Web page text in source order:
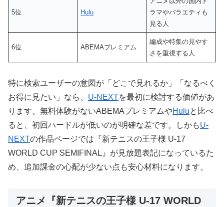
5位 Hulu
ラマやバラエティも
見る人
6位 ABEMAプレミアム
編成や特集の見やす
さを重視する人
特に検索ユーザーの意図が「どこで見れるか」「なるべく
お得に見たい」なら、 U-NEXTを最初に検討する価値があ
ります。無料体験がないABEMAプレミアムやHuluと比べ
ると、初回ハードルが低いのが明確な差です。しかもU-
NEXTの作品ページでは『新テニスの王子様 U-17
WORLD CUP SEMIFINAL』が見放題表記になっているた
め、追加課金の心配が少ない点も安心材料になります。
アニメ『新テニスの王子様 U-17 WORLD